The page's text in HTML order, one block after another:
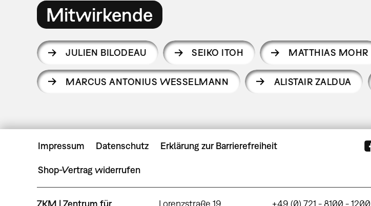
Mitwirkende
JULIEN BILODEAU SEIKO ITOH MATTHIAS MOHR
MARCUS ANTONIUS WESSELMANN ALISTAIR ZALDUA
Impressum Datenschutz Erklärung zur Barrierefreiheit
Shop-Vertrag widerrufen
ZKM | Zentrum für
Lorenzstraße 19
+49 (0) 721 - 8100 - 1200